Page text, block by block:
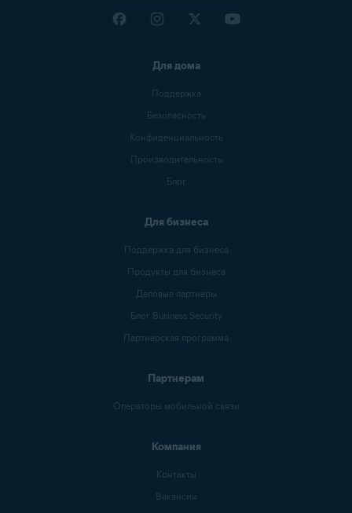
Для дома
Поддержка
Безопасность
Конфиденциальность
Производительность
Блог
Для бизнеса
Поддержка для бизнеса
Продукты для бизнеса
Деловые партнеры
Блог Business Security
Партнерская программа
Партнерам
Операторы мобильной связи
Компания
Контакты
Вакансии